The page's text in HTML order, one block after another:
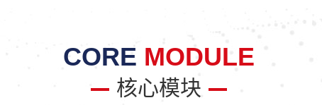
CORE MODULE
核心模块